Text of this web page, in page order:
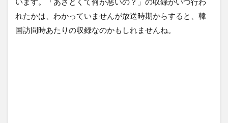
れたかは、わかっていませんが放送時期からすると、韓
国訪問時あたりの収録なのかもしれませんね。